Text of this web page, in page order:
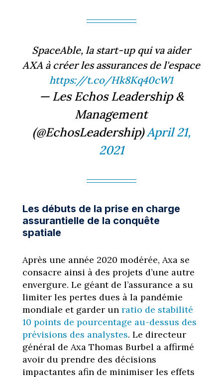
SpaceAble, la start-up qui va aider
AXA à créer les assurances de l'espace
https://t.co/Hk8Kq40cW1
— Les Echos Leadership &
Management
(@EchosLeadership)April 21,
2021
Les débuts de la prise en charge
assurantielle de la conquête
spatiale
Après une année 2020 modérée, Axa se
consacre ainsi à des projets d’une autre
envergure. Le géant de l’assurance a su
limiter les pertes dues à la pandémie
mondiale et garder un ratio de stabilité
10 points de pourcentage au-dessus des
prévisions des analystes. Le directeur
général de Axa Thomas Burbel a affirmé
avoir du prendre des décisions
impactantes afin de minimiser les effets